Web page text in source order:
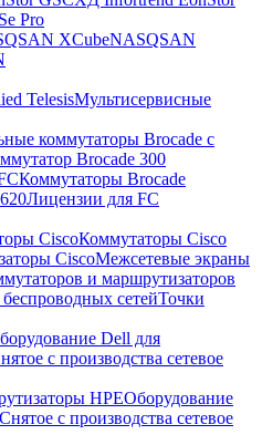
Pro
QSAN XCubeNASQSAN
TelesisМультисервисные
коммутаторы Brocade с
Brocade 300
Коммутаторы Brocade
Лицензии для FC
CiscoКоммутаторы Cisco
CiscoМежсетевые экраны
и маршрутизаторов
сетейТочки
Dell для
с производства сетевое
HPEОборудование
Снятое с производства сетевое